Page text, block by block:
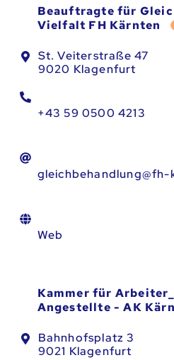
Beauftragte für
Vielfalt FH Kärnten
St. Veiterstraße 47
9020 Klagenfurt
+43 59 0500 4213
Web
Kammer für
Angestellte - AK
Bahnhofsplatz 3
9021 Klagenfurt